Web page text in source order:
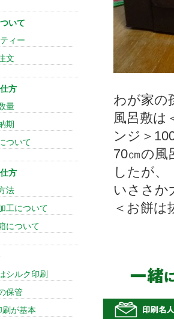
わが家の
風呂敷は
ンジ＞
70㎝の風
したが、
いささか
＜お餅は
いて
ィー
文
方
量
期
ついて
方
法
工について
について
シルク印刷
保管
が基本